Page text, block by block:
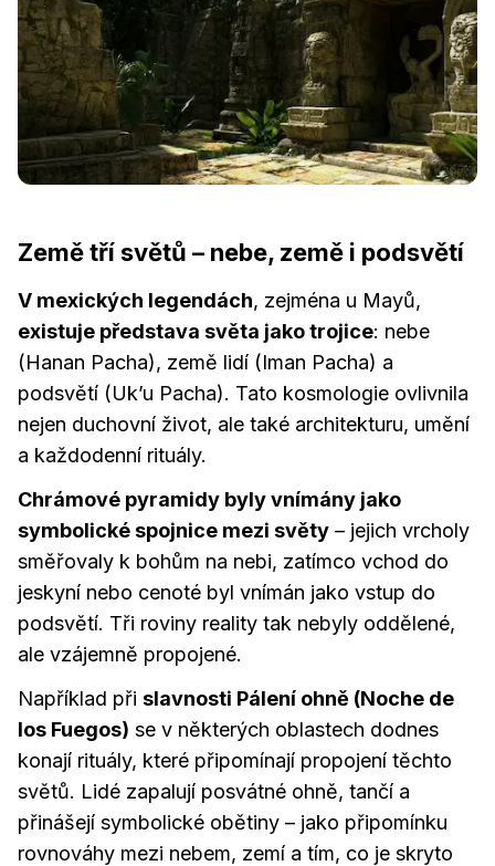
Země tří světů – nebe, země i podsvětí
V mexických legendách, zejména u Mayů,
existuje představa světa jako trojice: nebe
(Hanan Pacha), země lidí (Iman Pacha) a
podsvětí (Uk’u Pacha). Tato kosmologie ovlivnila
nejen duchovní život, ale také architekturu, umění
a každodenní rituály.
Chrámové pyramidy byly vnímány jako
symbolické spojnice mezi světy – jejich vrcholy
směřovaly k bohům na nebi, zatímco vchod do
jeskyní nebo cenoté byl vnímán jako vstup do
podsvětí. Tři roviny reality tak nebyly oddělené,
ale vzájemně propojené.
Například při slavnosti Pálení ohně (Noche de
los Fuegos) se v některých oblastech dodnes
konají rituály, které připomínají propojení těchto
světů. Lidé zapalují posvátné ohně, tančí a
přinášejí symbolické obětiny – jako připomínku
rovnováhy mezi nebem, zemí a tím, co je skryto